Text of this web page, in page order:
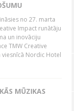
no 27. marta
Impact runātāju
un inovāciju
TMW Creative
viesnīcā Nordic Hotel
MŪZIKAS